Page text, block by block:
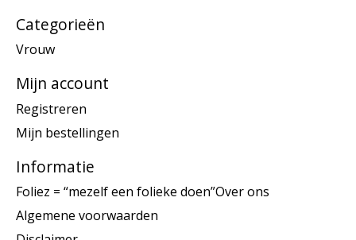
Categorieën
Vrouw
Mijn account
Registreren
Mijn bestellingen
Informatie
Foliez = “mezelf een folieke doen”Over ons
Algemene voorwaarden